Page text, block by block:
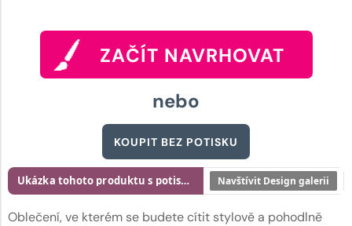
ZAČÍT NAVRHOVAT
nebo
KOUPIT BEZ POTISKU
Oblečení, ve kterém se budete cítit stylově a pohodlně
Ukázka tohoto produktu s potiskem Navštívit Design galerii